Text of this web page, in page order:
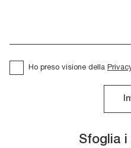
Sfoglia
Ho preso visione della